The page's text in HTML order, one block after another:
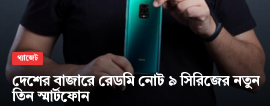
গ্যাজেট
দেশের বাজারে রেডমি নোট ৯ সিরিজের নতুন
তিন স্মার্টফোন